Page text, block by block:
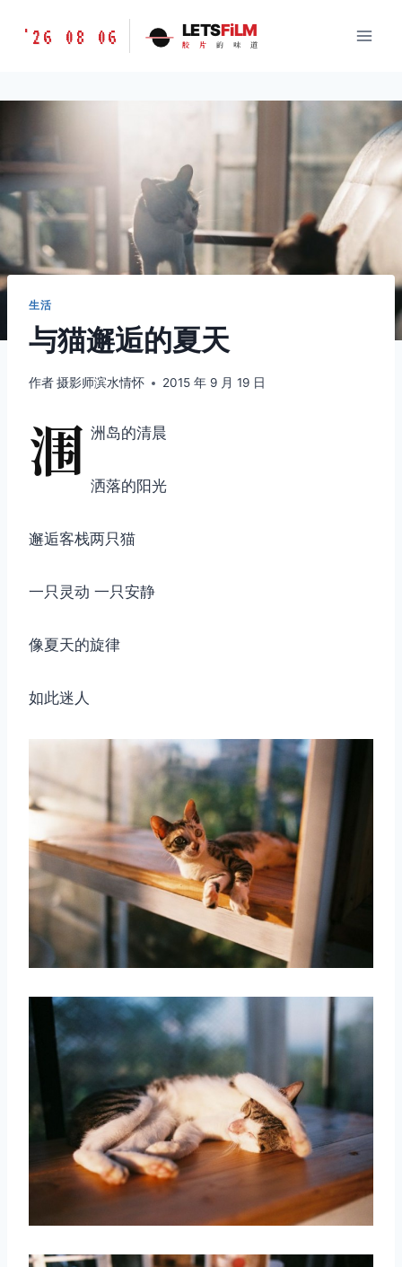
胶
味
LETSFILM
'26 08 06 LETSFiLM
胶 片 的 味 道
生活
与猫邂逅的夏天
作者摄影师滨水情怀 2015 年 9 月 19 日
涠 洲岛的清晨
洒落的阳光
邂逅客栈两只猫
一只灵动 一只安静
像夏天的旋律
如此迷人